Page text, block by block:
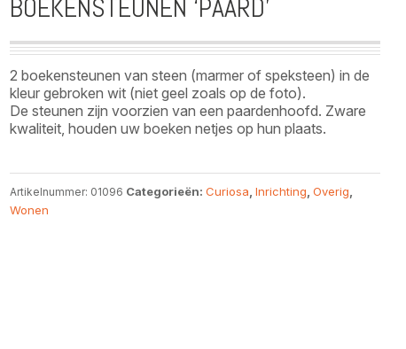
BOEKENSTEUNEN ‘PAARD’
2 boekensteunen van steen (marmer of speksteen) in de
kleur gebroken wit (niet geel zoals op de foto).
De steunen zijn voorzien van een paardenhoofd. Zware
kwaliteit, houden uw boeken netjes op hun plaats.
Artikelnummer: 01096 Categorieën:Curiosa ,Inrichting ,Overig
Wonen